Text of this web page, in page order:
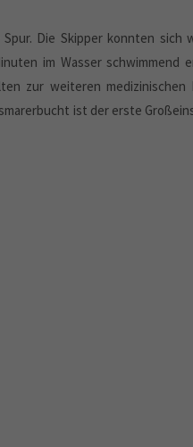
Die Skipper konnten sich
im Wasser schwimmend
zur weiteren
ist der erste